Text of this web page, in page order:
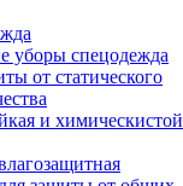
уборы спецодежда
от статического
и